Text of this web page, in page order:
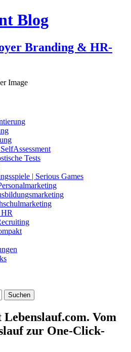
Blog
Branding & HR-
Tests
| Serious Games
Vom
zur One-Click-